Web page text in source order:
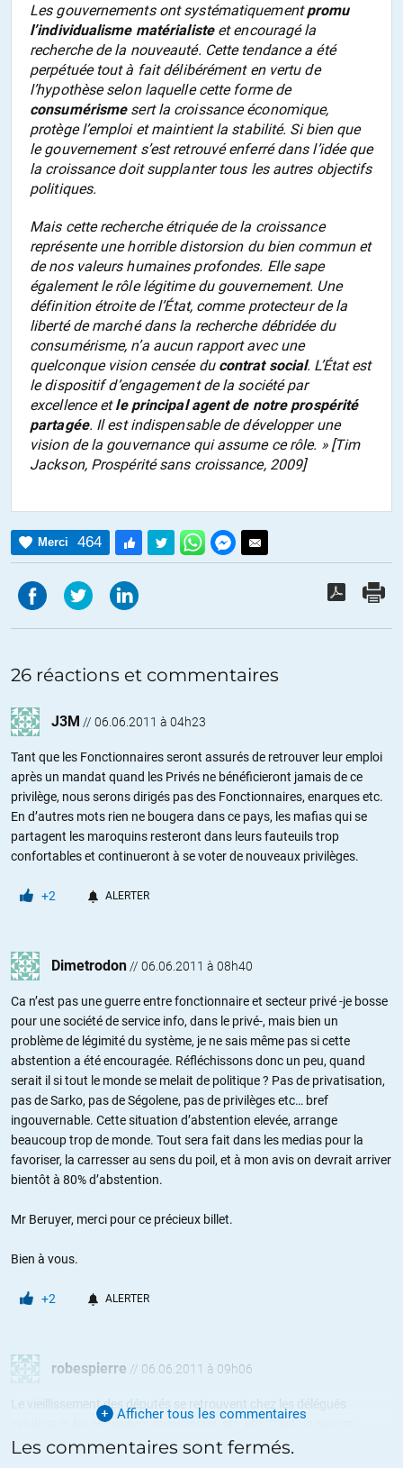
Les gouvernements ont systématiquementpromu
l’individualisme matérialisteet encouragé la
recherche de la nouveauté. Cette tendance a été
perpétuée tout à fait délibérément en vertu de
l’hypothèse selon laquelle cette forme de
consumérismesert la croissance économique,
protège l’emploi et maintient la stabilité. Si bien que
le gouvernement s’est retrouvé enferré dans l’idée que
la croissance doit supplanter tous les autres objectifs
politiques.
Mais cette recherche étriquée de la croissance
représente une horrible distorsion du bien commun et
de nos valeurs humaines profondes. Elle sape
également le rôle légitime du gouvernement. Une
définition étroite de l’État, comme protecteur de la
liberté de marché dans la recherche débridée du
consumérisme, n’a aucun rapport avec une
quelconque vision censée du contrat social. L’État est
le dispositif d’engagement de la société par
excellence etle principal agent de notre prospérité
partagée. Il est indispensable de développer une
vision de la gouvernance qui assume ce rôle. » [Tim
Jackson, Prospérité sans croissance, 2009]
Merci 464
26 réactions et commentaires
J3M // 06.06.2011 à 04h23
Tant que les Fonctionnaires seront assurés de retrouver leur emploi
après un mandat quand les Privés ne bénéficieront jamais de ce
privilège, nous serons dirigés pas des Fonctionnaires, enarques etc.
En d’autres mots rien ne bougera dans ce pays, les mafias qui se
partagent les maroquins resteront dans leurs fauteuils trop
confortables et continueront à se voter de nouveaux privilèges.
+2 ALERTER
Dimetrodon // 06.06.2011 à 08h40
Ca n’est pas une guerre entre fonctionnaire et secteur privé -je bosse
pour une société de service info, dans le privé-, mais bien un
problème de légimité du système, je ne sais même pas si cette
abstention a été encouragée. Réfléchissons donc un peu, quand
serait il si tout le monde se melait de politique ? Pas de privatisation,
pas de Sarko, pas de Ségolene, pas de privilèges etc… bref
ingouvernable. Cette situation d’abstention elevée, arrange
beaucoup trop de monde. Tout sera fait dans les medias pour la
favoriser, la carresser au sens du poil, et à mon avis on devrait arriver
bientôt à 80% d’abstention.
Mr Beruyer, merci pour ce précieux billet.
Bien à vous.
+2 ALERTER
robespierre // 06.06.2011 à 09h06
Le vieillissement des députés se retrouvent chez les délégués
syndicaux, les conseillers municipaux, etc, etc. C’est un peu un
phénomène démographique, beaucoup un système de serrurerie….
Afficher tous les commentaires
Les commentaires sont fermés.